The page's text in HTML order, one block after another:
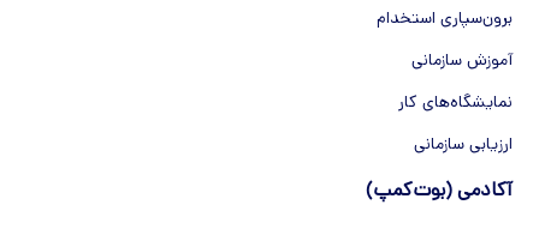
برون‌سپاری استخدام
آموزش سازمانی
نمایشگاه‌های کار
ارزیابی سازمانی
آکادمی (بوت‌کمپ)